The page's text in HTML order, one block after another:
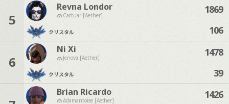
5
Revna Londor
Cactuar [Aether]
クリスタル
1869
106
6
Ni Xi
Jenova [Aether]
クリスタル
1478
39
Brian Ricardo
Adamantoise [Aether]
1426